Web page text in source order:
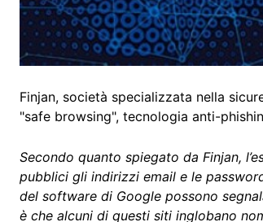
Finjan, società specializzata nella
"safe browsing", tecnologia anti-
Secondo quanto spiegato da Finjan,
pubblici gli indirizzi email e le
del software di Google possono
è che alcuni di questi siti inglobano